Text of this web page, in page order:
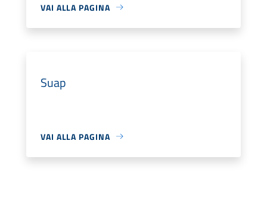
VAI ALLA PAGINA
Suap
VAI ALLA PAGINA